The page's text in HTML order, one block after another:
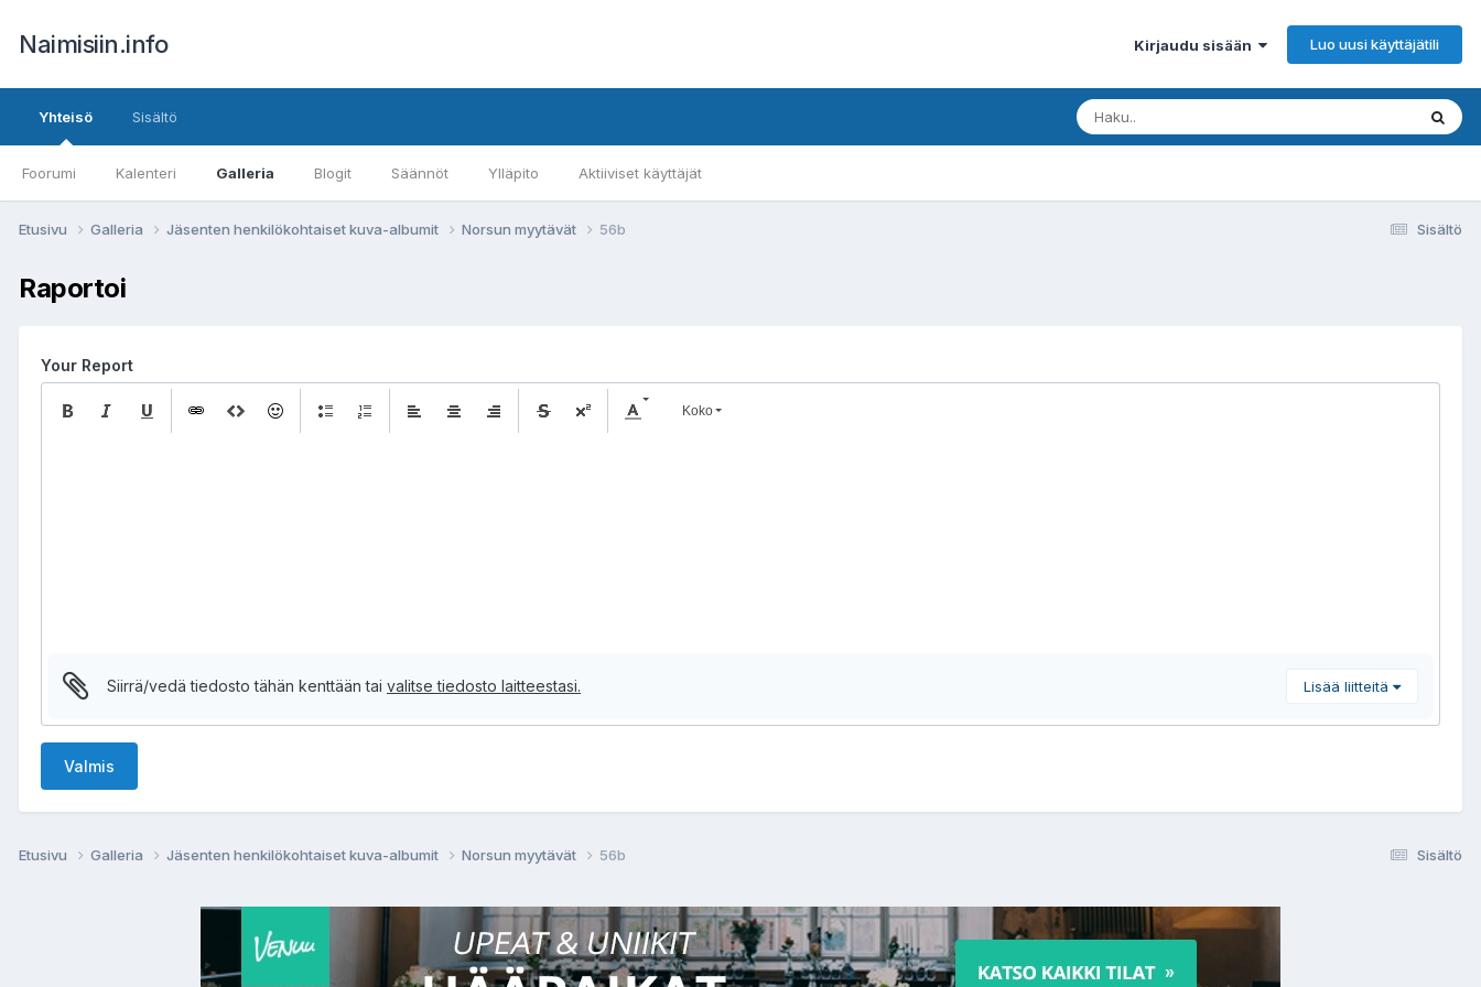
Naimisiin.info Kirjaudu sisään Luo uusi käyttäjätili
Yhteisö
Foorumi Kalenteri Galleria Blogit Säännöt Ylläpito Aktiiviset käyttäjät
Sisältö
Sisältö
Etusivu Galleria Jäsenten henkilökohtaiset kuva-albumit Norsun myytävät 56b
Raportoi
Your Report
Koko
Siirrä/vedä tiedosto tähän kenttään tai valitse tiedosto laitteestasi. Lisää liitteitä
Valmis
Sisältö
Etusivu Galleria Jäsenten henkilökohtaiset kuva-albumit Norsun myytävät 56b